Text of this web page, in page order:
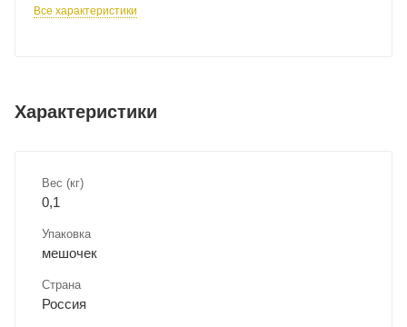
Все характеристики
Характеристики
Вес (кг)
0,1
Упаковка
мешочек
Страна
Россия